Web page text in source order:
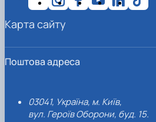
Поштова адреса
03041, Україна, м. Київ,
вул. Героїв Оборони, буд. 15.
Карта сайту